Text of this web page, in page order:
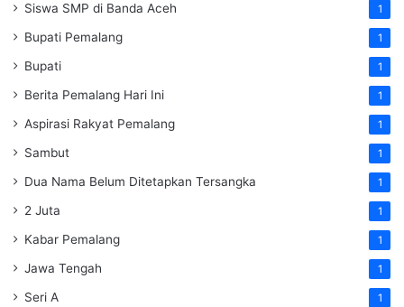
Siswa SMP di Banda Aceh 1
Bupati Pemalang 1
Bupati 1
Berita Pemalang Hari Ini 1
Aspirasi Rakyat Pemalang 1
Sambut 1
Dua Nama Belum Ditetapkan Tersangka 1
2 Juta 1
Kabar Pemalang 1
Jawa Tengah 1
Seri A 1